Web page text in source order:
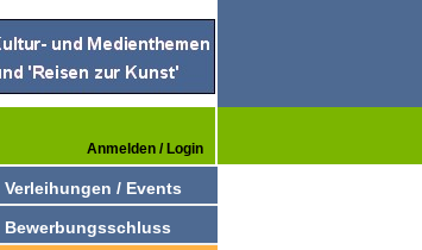
Anmelden / Login
Verleihungen / Events
Bewerbungsschluss